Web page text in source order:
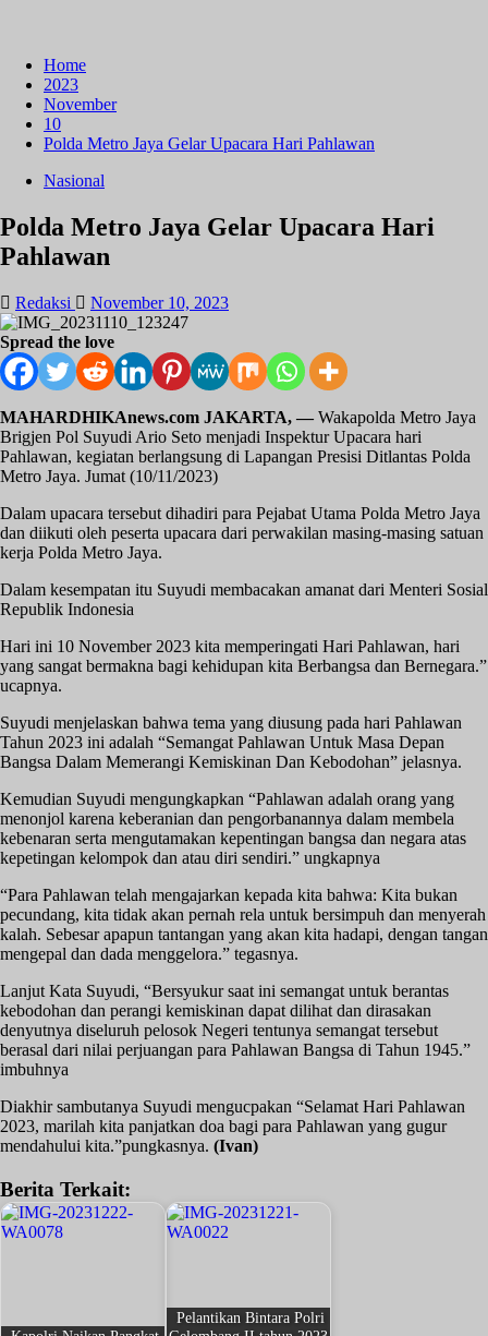
Home
2023
November
10
Polda Metro Jaya Gelar Upacara Hari Pahlawan
Nasional
Polda Metro Jaya Gelar Upacara Hari
Pahlawan
Redaksi November 10, 2023
Spread the love
MAHARDHIKAnews.com JAKARTA, — Wakapolda Metro Jaya
Brigjen Pol Suyudi Ario Seto menjadi Inspektur Upacara hari
Pahlawan, kegiatan berlangsung di Lapangan Presisi Ditlantas Polda
Metro Jaya. Jumat (10/11/2023)
Dalam upacara tersebut dihadiri para Pejabat Utama Polda Metro Jaya
dan diikuti oleh peserta upacara dari perwakilan masing-masing satuan
kerja Polda Metro Jaya.
Dalam kesempatan itu Suyudi membacakan amanat dari Menteri Sosial
Republik Indonesia
Hari ini 10 November 2023 kita memperingati Hari Pahlawan, hari
yang sangat bermakna bagi kehidupan kita Berbangsa dan Bernegara.”
ucapnya.
Suyudi menjelaskan bahwa tema yang diusung pada hari Pahlawan
Tahun 2023 ini adalah “Semangat Pahlawan Untuk Masa Depan
Bangsa Dalam Memerangi Kemiskinan Dan Kebodohan” jelasnya.
Kemudian Suyudi mengungkapkan “Pahlawan adalah orang yang
menonjol karena keberanian dan pengorbanannya dalam membela
kebenaran serta mengutamakan kepentingan bangsa dan negara atas
kepetingan kelompok dan atau diri sendiri.” ungkapnya
“Para Pahlawan telah mengajarkan kepada kita bahwa: Kita bukan
pecundang, kita tidak akan pernah rela untuk bersimpuh dan menyerah
kalah. Sebesar apapun tantangan yang akan kita hadapi, dengan tangan
mengepal dan dada menggelora.” tegasnya.
Lanjut Kata Suyudi, “Bersyukur saat ini semangat untuk berantas
kebodohan dan perangi kemiskinan dapat dilihat dan dirasakan
denyutnya diseluruh pelosok Negeri tentunya semangat tersebut
berasal dari nilai perjuangan para Pahlawan Bangsa di Tahun 1945.”
imbuhnya
Diakhir sambutanya Suyudi mengucpakan “Selamat Hari Pahlawan
2023, marilah kita panjatkan doa bagi para Pahlawan yang gugur
mendahului kita.”pungkasnya. (Ivan)
Berita Terkait:
Pelantikan Bintara Polri